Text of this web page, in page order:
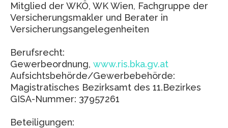
Mitglied der WKÖ, WK Wien, Fachgruppe der
Versicherungsmakler und Berater in
Versicherungsangelegenheiten
Berufsrecht:
Gewerbeordnung, www.ris.bka.gv.at
Aufsichtsbehörde/Gewerbebehörde:
Magistratisches Bezirksamt des 11.Bezirkes
GISA-Nummer: 37957261
Beteiligungen: